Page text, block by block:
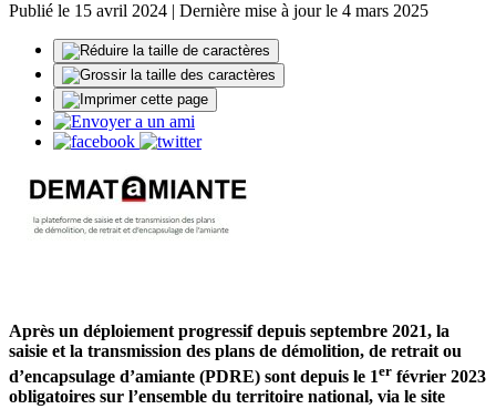
Publié le 15 avril 2024 | Dernière mise à jour le 4 mars 2025
Après un déploiement progressif depuis septembre 2021, la
saisie et la transmission des plans de démolition, de retrait ou
d’encapsulage d’amiante (PDRE) sont depuis le 1er février 2023
obligatoires sur l’ensemble du territoire national, via le site